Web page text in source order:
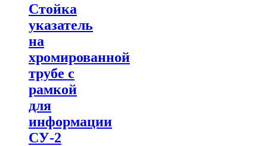
Стойка
указатель
на
хромированной
трубе с
рамкой
для
информации
СУ-2